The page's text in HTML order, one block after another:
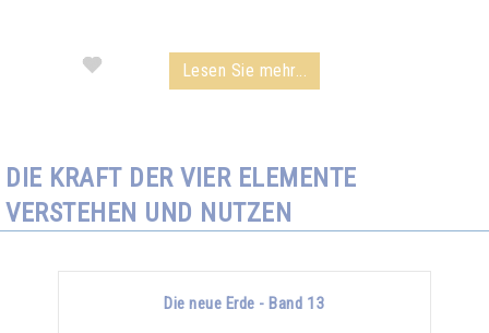
Lesen Sie mehr...
DIE KRAFT DER VIER ELEMENTE
VERSTEHEN UND NUTZEN
Die neue Erde - Band 13